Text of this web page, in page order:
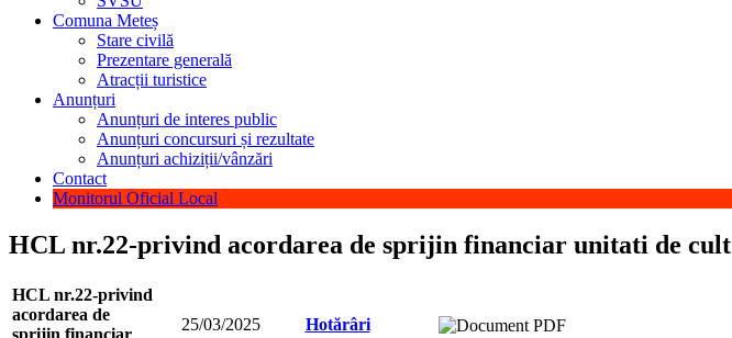
Comuna Meteș
Stare civilă
Prezentare generală
Atracții turistice
Anunțuri
Anunțuri de interes public
Anunțuri concursuri și rezultate
Anunțuri achiziții/vânzări
Contact
Monitorul Oficial Local
HCL nr.22-privind acordarea de sprijin financiar unitati de cult
HCL nr.22-privind
acordarea de
25/03/2025 Hotărâri